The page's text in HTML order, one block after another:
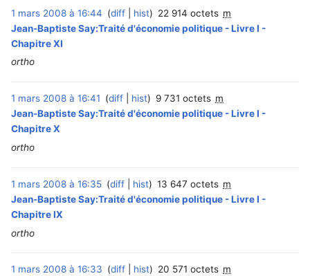
1 mars 2008 à 16:44 diff hist 22 914 octets m
Jean-Baptiste Say:Traité d'économie politique - Livre I -
Chapitre XI
ortho
1 mars 2008 à 16:41 diff hist 9 731 octets m
Jean-Baptiste Say:Traité d'économie politique - Livre I -
Chapitre X
ortho
1 mars 2008 à 16:35 diff hist 13 647 octets m
Jean-Baptiste Say:Traité d'économie politique - Livre I -
Chapitre IX
ortho
1 mars 2008 à 16:33 diff hist 20 571 octets m